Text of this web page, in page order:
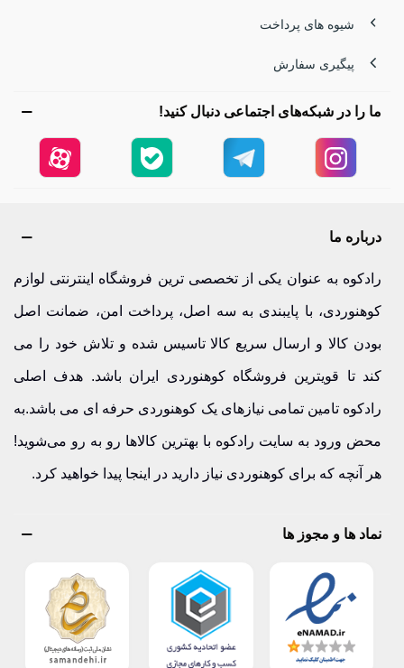
شیوه های پرداخت
پیگیری سفارش
ما را در شبکه‌های اجتماعی دنبال کنید!
درباره ما
رادکوه به عنوان یکی از تخصصی ترین فروشگاه اینترنتی لوازم
کوهنوردی، با پایبندی به سه اصل، پرداخت امن، ضمانت اصل
بودن کالا و ارسال سریع کالا تاسیس شده و تلاش خود را می
کند تا قویترین فروشگاه کوهنوردی ایران باشد. هدف اصلی
رادکوه تامین تمامی نیازهای یک کوهنوردی حرفه ای می باشد.به
محض ورود به سایت رادکوه با بهترین کالاها رو به رو می‌شوید!
هر آنچه که برای کوهنوردی نیاز دارید در اینجا پیدا خواهید کرد.
نماد ها و مجوز ها